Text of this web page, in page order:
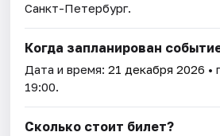
Санкт-Петербург.
Когда запланирован
Дата и время:21 декабря 2026 •
19:00.
Сколько стоит билет?